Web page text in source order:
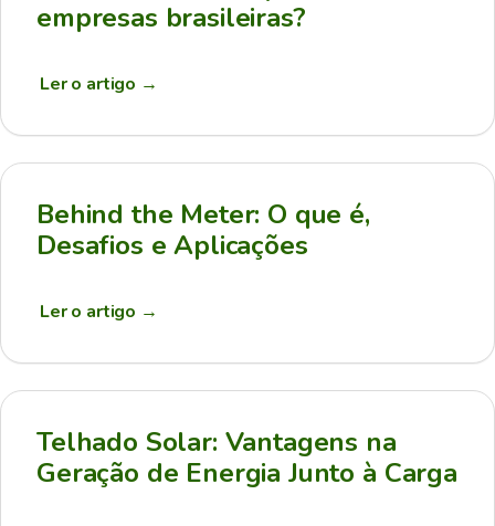
empresas brasileiras?
Ler o artigo →
Behind the Meter: O que é,
Desafios e Aplicações
Ler o artigo →
Telhado Solar: Vantagens na
Geração de Energia Junto à Carga